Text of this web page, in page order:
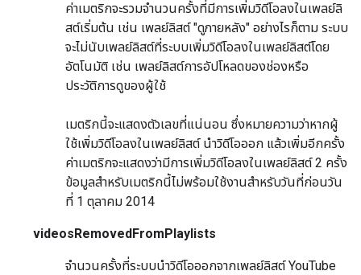
ค่าเมตริกจะรวมจำนวนครั้งที่มีการเพิ่มวิดีโอลงในเพลย์ลิ
สต์เริ่มต้น เช่น เพลย์ลิสต์ "ดูภายหลัง" อย่างไรก็ตาม ระบบ
จะไม่นับเพลย์ลิสต์ที่ระบบเพิ่มวิดีโอลงในเพลย์ลิสต์โดย
อัตโนมัติ เช่น เพลย์ลิสต์การอัปโหลดของช่องหรือ
ประวัติการดูของผู้ใช้
เมตริกนี้จะแสดงตัวเลขที่แน่นอน ซึ่งหมายความว่าหากผู้
ใช้เพิ่มวิดีโอลงในเพลย์ลิสต์ นำวิดีโอออก แล้วเพิ่มอีกครั้ง
ค่าเมตริกจะแสดงว่ามีการเพิ่มวิดีโอลงในเพลย์ลิสต์ 2 ครั้ง
ข้อมูลสำหรับเมตริกนี้ไม่พร้อมใช้งานสำหรับวันที่ก่อนวัน
ที่ 1 ตุลาคม 2014
videosRemovedFromPlaylists
จำนวนครั้งที่ระบบนำวิดีโอออกจากเพลย์ลิสต์ YouTube